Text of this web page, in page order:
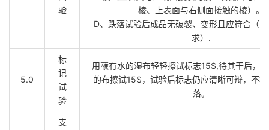
验
棱、上表面与右侧面接触的棱）。
D、跌落试验后成品无破裂、变形且应符合（
求）.
5.0
标
记
试
验
用蘸有水的湿布轻轻擦试标志15S,待其干后，
的布擦试15S，试验后标志仍应清晰可辩，不
落。
支